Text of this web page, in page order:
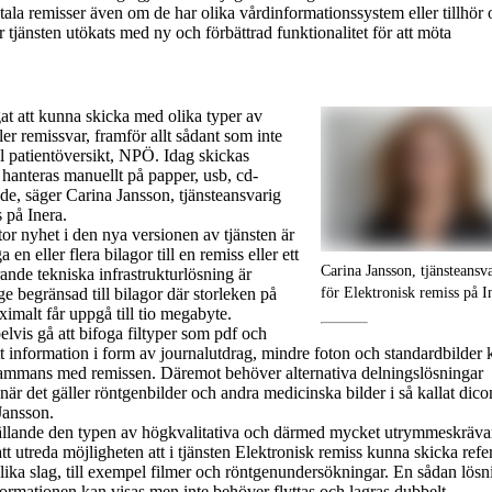
remisser även om de har olika vårdinformationssystem eller tillhör
tjänsten utökats med ny och förbättrad funktionalitet för att möta
Carina Jansson,
för Elektronisk remiss på
att kunna skicka med olika typer av
remissvar, framför allt sådant som inte
patientöversikt, NPÖ. Idag skickas
manuellt på papper, usb, cd-
säger Carina Jansson, tjänsteansvarig
på Inera.
nyhet i den nya versionen av tjänsten är
en eller flera bilagor till en remiss eller ett
tekniska infrastrukturlösning är
begränsad till bilagor där storleken på
får uppgå till tio megabyte.
gå att bifoga filtyper som pdf och
information i form av journalutdrag, mindre foton och standardbilder
med remissen. Däremot behöver alternativa delningslösningar
det gäller röntgenbilder och andra medicinska bilder i så kallat
den typen av högkvalitativa och därmed mycket
utreda möjligheten att i tjänsten Elektronisk remiss kunna skicka
slag, till exempel filmer och röntgenundersökningar. En sådan